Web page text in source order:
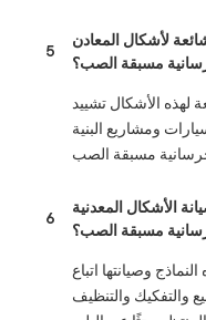
5
لأشكال المعادن
مسبقة الصب؟
لهذه الأشكال تشييد
ومشاريع البنية
6
الأشكال المعدنية
مسبقة الصب؟
وصيانتها اتباع
والتفكيك والتنظيف